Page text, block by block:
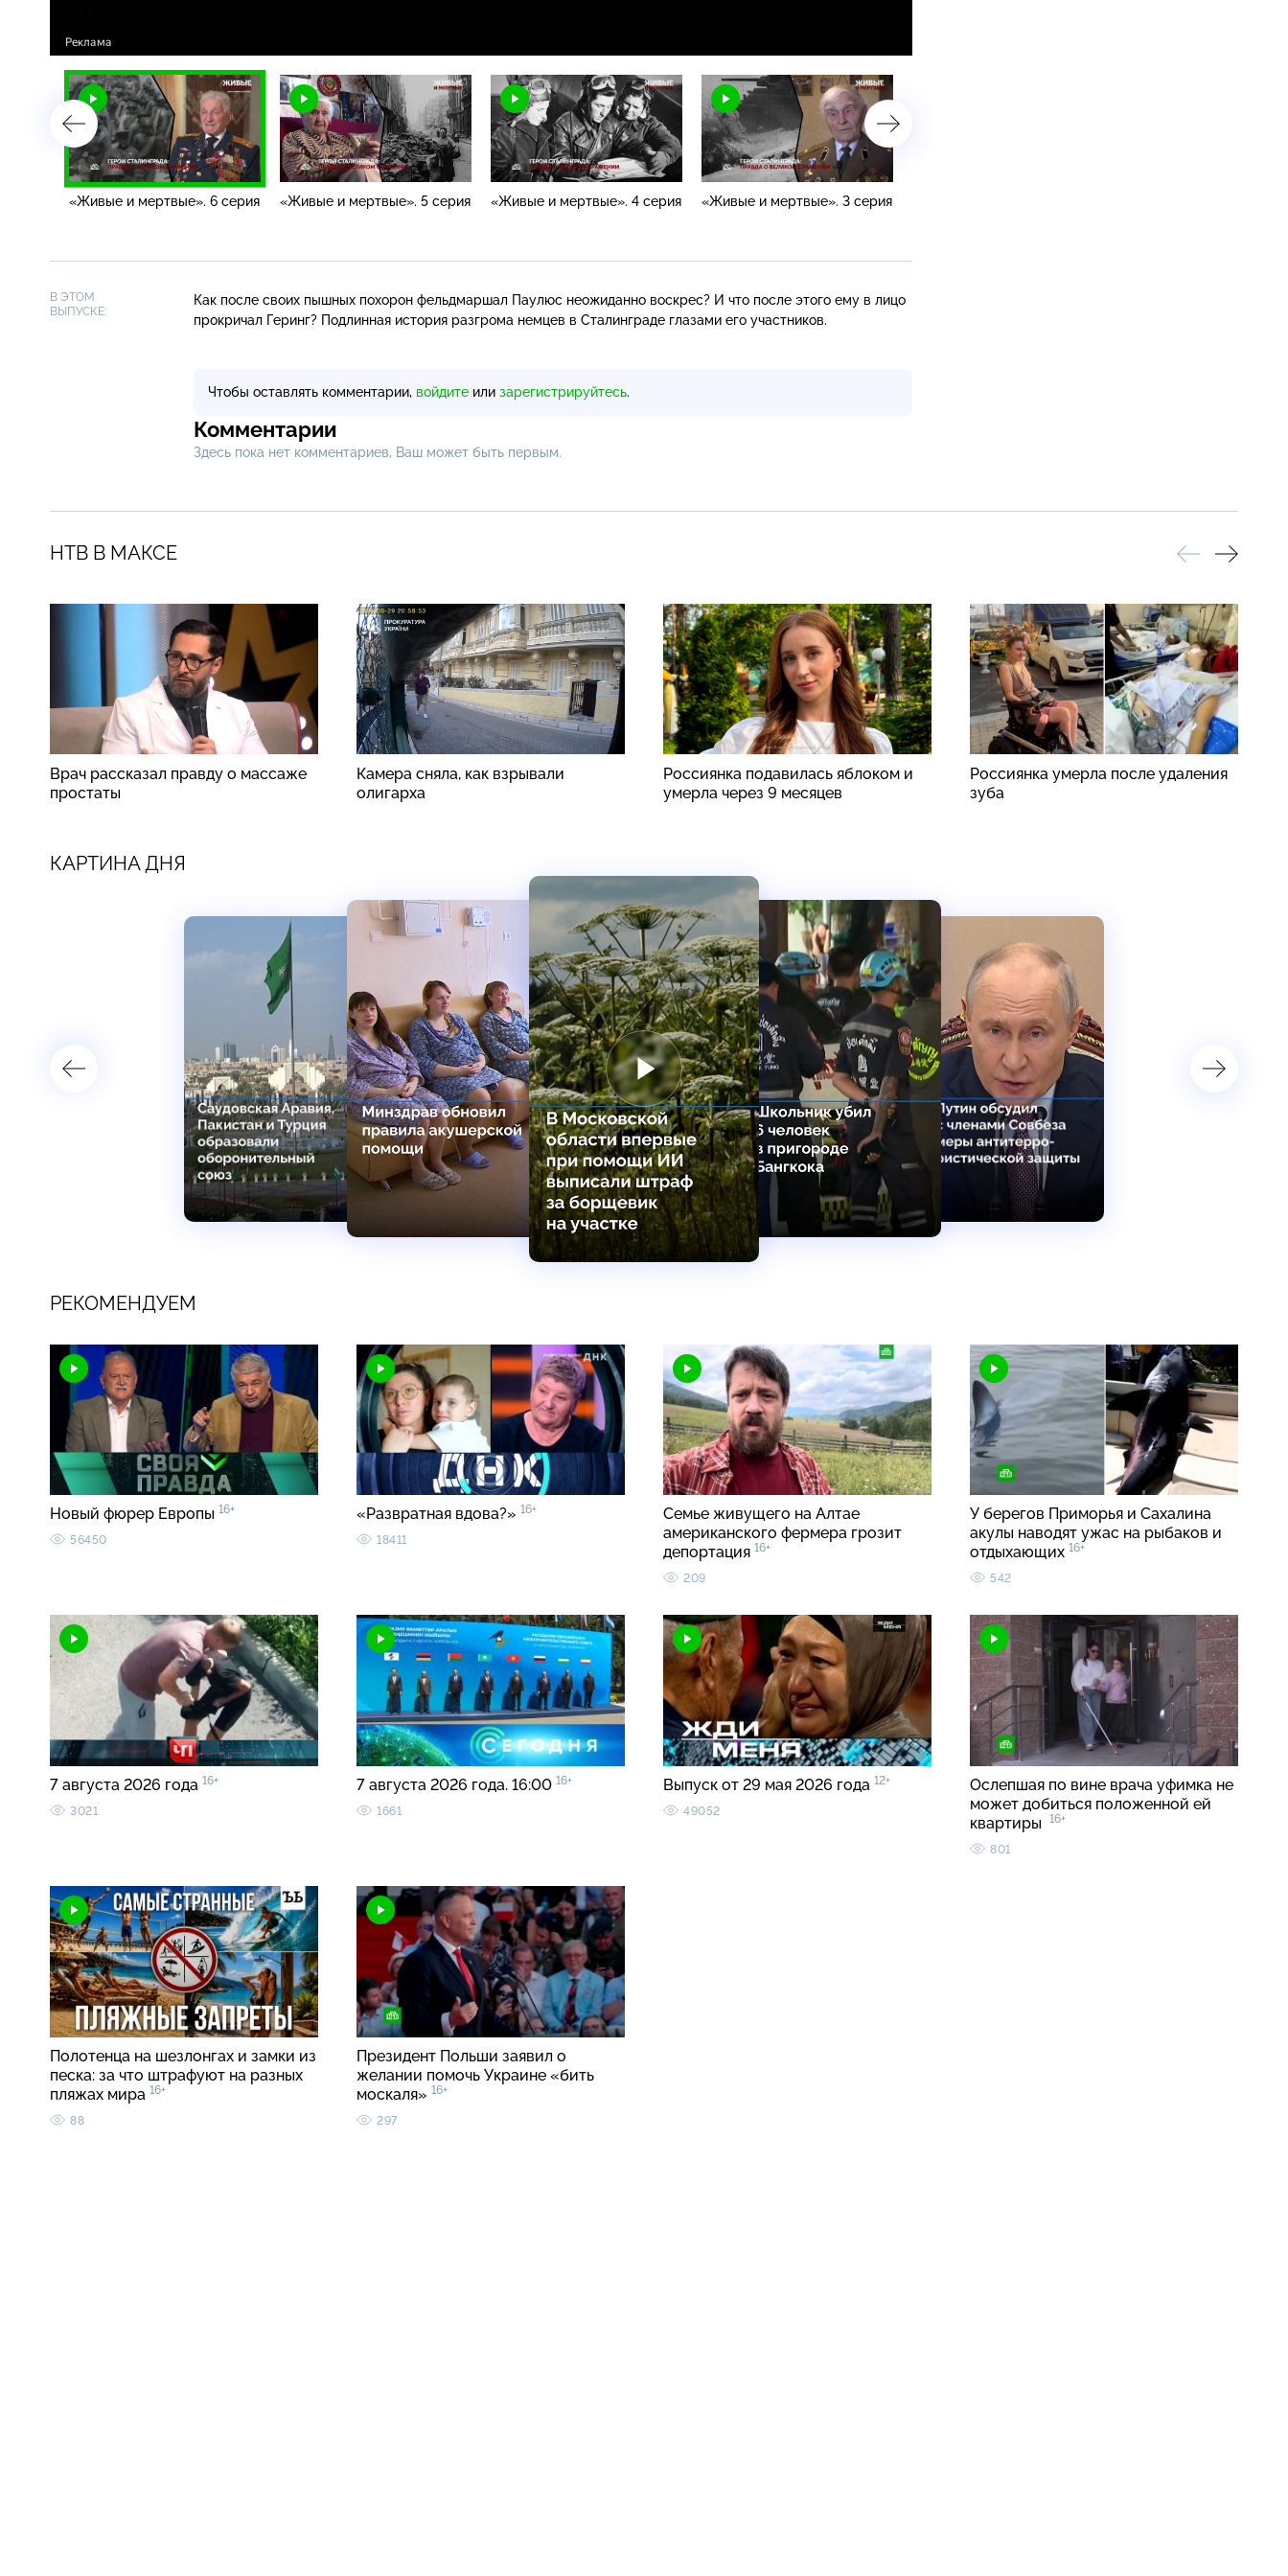
«Живые и мертвые». 6 серия «Живые и мертвые». 5 серия «Живые и мертвые». 4 серия «Живые и мертвые». 3 серия
В ЭТОМ
ВЫПУСКЕ:
Как после своих пышных похорон фельдмаршал Паулюс неожиданно воскрес? И что после этого ему в лицо
прокричал Геринг? Подлинная история разгрома немцев в Сталинграде глазами его участников.
Чтобы оставлять комментарии, войдите или зарегистрируйтесь.
Комментарии
Здесь пока нет комментариев, Ваш может быть первым.
НТВ В МАКСЕ
Врач рассказал правду о массаже
простаты
Камера сняла, как взрывали
олигарха
Россиянка подавилась яблоком и
умерла через 9 месяцев
Россиянка умерла после удаления
зуба
КАРТИНА ДНЯ
РЕКОМЕНДУЕМ
Новый фюрер Европы 16+
56450
«Развратная вдова?» 16+
18411
Семье живущего на Алтае
американского фермера грозит
депортация 16+
209
У берегов Приморья и Сахалина
акулы наводят ужас на рыбаков и
отдыхающих 16+
542
7 августа 2026 года 16+
3021
7 августа 2026 года. 16:00 16+
1661
Выпуск от 29 мая 2026 года 12+
49052
Ослепшая по вине врача уфимка не
может добиться положенной ей
квартиры
16+
801
Полотенца на шезлонгах и замки из
песка: за что штрафуют на разных
пляжах мира 16+
88
Президент Польши заявил о
желании помочь Украине «бить
москаля» 16+
297